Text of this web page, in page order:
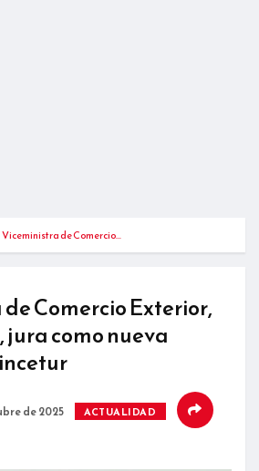
Viceministra de Comercio…
Comercio Exterior,
jura como nueva
de 2025 ACTUALIDAD